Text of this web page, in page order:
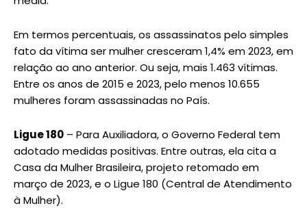
Em termos percentuais, os assassinatos pelo simples
fato da vítima ser mulher cresceram 1,4% em 2023, em
relação ao ano anterior. Ou seja, mais 1.463 vítimas.
Entre os anos de 2015 e 2023, pelo menos 10.655
mulheres foram assassinadas no País.
Ligue 180 – Para Auxiliadora, o Governo Federal tem
adotado medidas positivas. Entre outras, ela cita a
Casa da Mulher Brasileira, projeto retomado em
março de 2023, e o Ligue 180 (Central de Atendimento
à Mulher).